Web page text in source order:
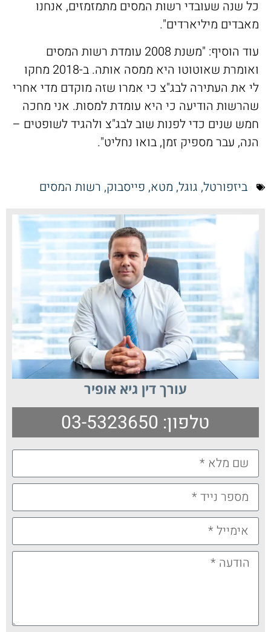
כל שנה שעובדי רשות המסים מתמזמזים, אנחנו
מאבדים מיליארדים".
עוד הוסיף: "משנת 2008 עומדת רשות המסים
ואומרת שאוטוטו היא ממסה אותה. ב-2018 מחקו
לי את העתירה לבג"צ כי אמרו שזה מוקדם מדי אחרי
שהרשות הודיעה כי היא עומדת למסות. אני מחכה
חמש שנים כדי לפנות שוב לבג"צ ולהגיד לשופטים –
הנה, עבר מספיק זמן, בואו נחליט".
ביזפורטל, גוגל, מטא, פייסבוק, רשות המסים
עורך דין גיא אופיר
טלפון: 03-5323650